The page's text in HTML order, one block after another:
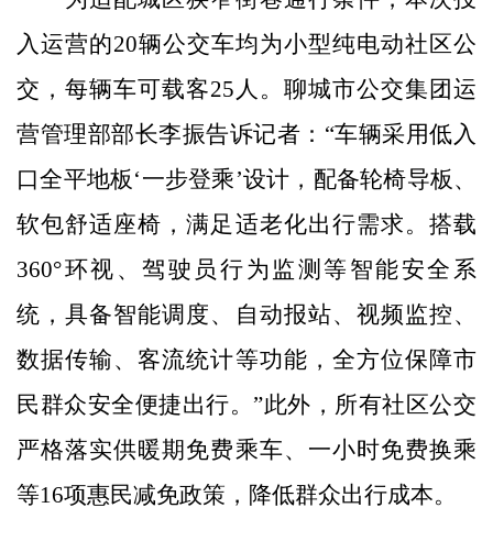
入运营的20辆公交车均为小型纯电动社区公
交，每辆车可载客25人。聊城市公交集团运
营管理部部长李振告诉记者：“车辆采用低入
口全平地板‘一步登乘’设计，配备轮椅导板、
软包舒适座椅，满足适老化出行需求。搭载
360°环视、驾驶员行为监测等智能安全系
统，具备智能调度、自动报站、视频监控、
数据传输、客流统计等功能，全方位保障市
民群众安全便捷出行。”此外，所有社区公交
严格落实供暖期免费乘车、一小时免费换乘
等16项惠民减免政策，降低群众出行成本。